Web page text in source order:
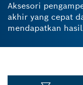
Aksesori
akhir yang cepat
mendapatkan
mengganti